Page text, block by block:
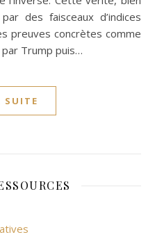
des faisceaux d’indices
preuves concrètes comme
Trump puis…
SUITE